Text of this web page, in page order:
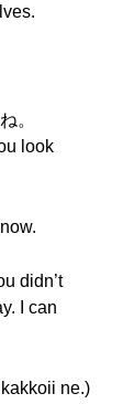
。
look
didn’t
I can
ne.)